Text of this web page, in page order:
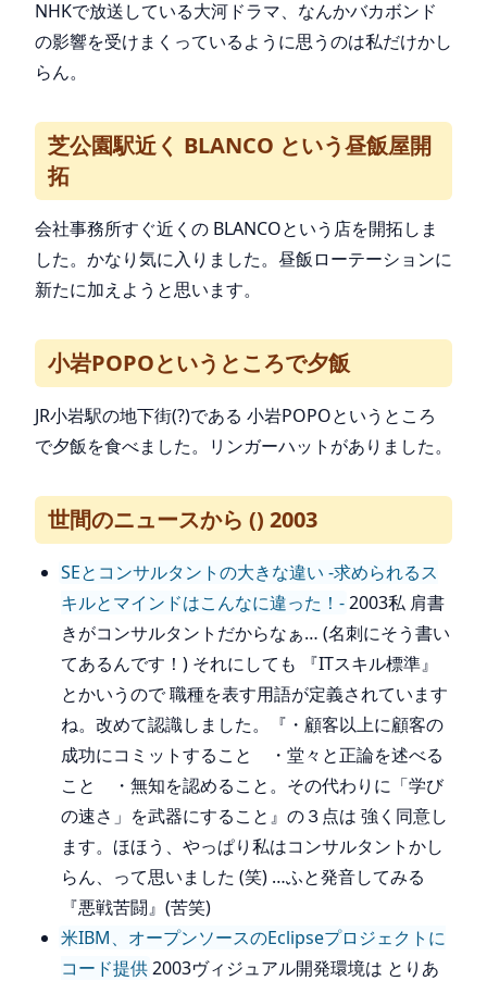
NHKで放送している大河ドラマ、なんかバカボンド
の影響を受けまくっているように思うのは私だけかし
らん。
芝公園駅近く BLANCO という昼飯屋開
拓
会社事務所すぐ近くの BLANCOという店を開拓しま
した。かなり気に入りました。昼飯ローテーションに
新たに加えようと思います。
小岩POPOというところで夕飯
JR小岩駅の地下街(?)である 小岩POPOというところ
で夕飯を食べました。リンガーハットがありました。
世間のニュースから () 2003
SEとコンサルタントの大きな違い -求められるス
キルとマインドはこんなに違った！-2003私 肩書
きがコンサルタントだからなぁ… (名刺にそう書い
てあるんです！) それにしても 『ITスキル標準』
とかいうので 職種を表す用語が定義されています
ね。改めて認識しました。『・顧客以上に顧客の
成功にコミットすること ・堂々と正論を述べる
こと ・無知を認めること。その代わりに「学び
の速さ」を武器にすること』の３点は 強く同意し
ます。ほほう、やっぱり私はコンサルタントかし
らん、って思いました (笑) …ふと発音してみる
『悪戦苦闘』(苦笑)
米IBM、オープンソースのEclipseプロジェクトに
コード提供2003ヴィジュアル開発環境は とりあ